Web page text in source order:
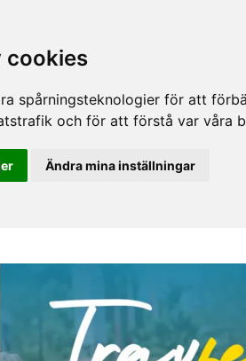
cookies
spårningsteknologier för att
och för att förstå var våra
Ändra mina inställningar